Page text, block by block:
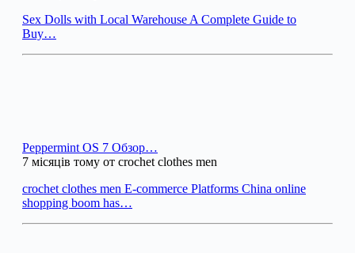
Sex Dolls with Local Warehouse A Complete Guide to
Buy…
Peppermint OS 7 Обзор…
7 місяців тому от crochet clothes men
crochet clothes men E-commerce Platforms China online
shopping boom has…